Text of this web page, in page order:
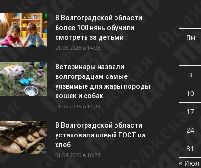
В Волгоградской области
более 100 нянь обучили
смотреть за детьми
21.06.2026 в 14:05
Ветеринары назвали
волгоградцам самые
уязвимые для жары породы
кошек и собак
21.05.2026 в 14:27
В Волгоградской области
установили новый ГОСТ на
хлеб
01.04.2026 в 16:23
Пн
3
10
17
24
31
« Июл